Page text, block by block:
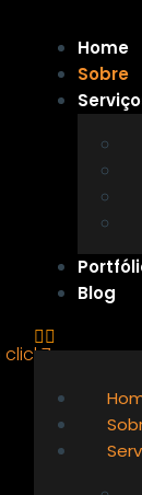
Home
Sobre
Blog